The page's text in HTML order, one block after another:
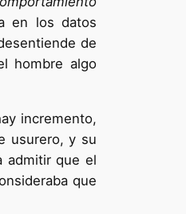
en los datos
de
hombre algo
incremento,
usurero, y su
admitir que el
que